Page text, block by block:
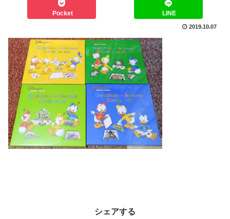
Pocket LINE
2019.10.07
シェアする